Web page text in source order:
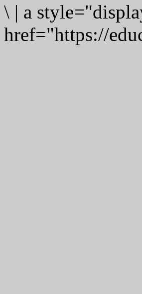
\ | a
href="https://